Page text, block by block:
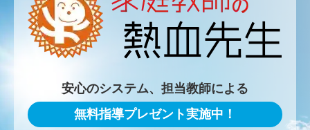
安心のシステム、担当教師による
無料指導プレゼント実施中！